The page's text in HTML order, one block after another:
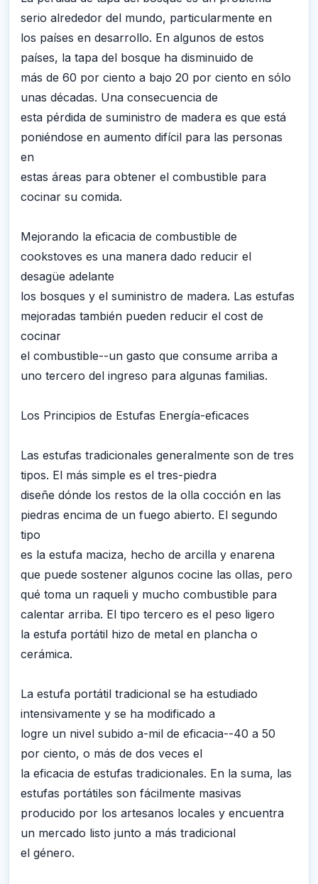
serio alrededor del mundo, particularmente en
los países en desarrollo. En algunos de estos
países, la tapa del bosque ha disminuido de
más de 60 por ciento a bajo 20 por ciento en sólo
unas décadas. Una consecuencia de
esta pérdida de suministro de madera es que está
poniéndose en aumento difícil para las personas
en
estas áreas para obtener el combustible para
cocinar su comida.
Mejorando la eficacia de combustible de
cookstoves es una manera dado reducir el
desagüe adelante
los bosques y el suministro de madera. Las estufas
mejoradas también pueden reducir el cost de
cocinar
el combustible--un gasto que consume arriba a
uno tercero del ingreso para algunas familias.
Los Principios de Estufas Energía-eficaces
Las estufas tradicionales generalmente son de tres
tipos. El más simple es el tres-piedra
diseñe dónde los restos de la olla cocción en las
piedras encima de un fuego abierto. El segundo
tipo
es la estufa maciza, hecho de arcilla y enarena
que puede sostener algunos cocine las ollas, pero
qué toma un raqueli y mucho combustible para
calentar arriba. El tipo tercero es el peso ligero
la estufa portátil hizo de metal en plancha o
cerámica.
La estufa portátil tradicional se ha estudiado
intensivamente y se ha modificado a
logre un nivel subido a-mil de eficacia--40 a 50
por ciento, o más de dos veces el
la eficacia de estufas tradicionales. En la suma, las
estufas portátiles son fácilmente masivas
producido por los artesanos locales y encuentra
un mercado listo junto a más tradicional
el género.